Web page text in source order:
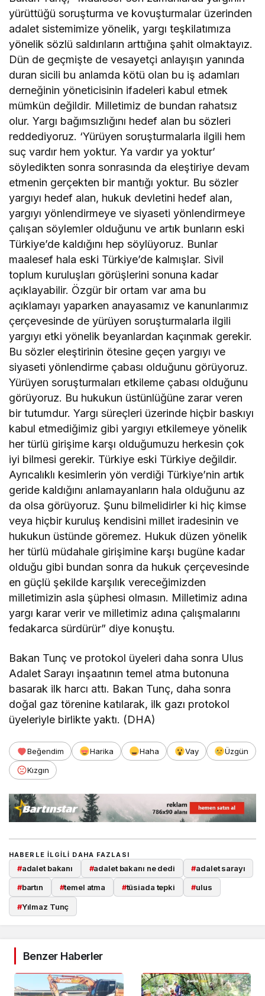
yürüttüğü soruşturma ve kovuşturmalar üzerinden
adalet sistemimize yönelik, yargı teşkilatımıza
yönelik sözlü saldırıların arttığına şahit olmaktayız.
Dün de geçmişte de vesayetçi anlayışın yanında
duran sicili bu anlamda kötü olan bu iş adamları
derneğinin yöneticisinin ifadeleri kabul etmek
mümkün değildir. Milletimiz de bundan rahatsız
olur. Yargı bağımsızlığını hedef alan bu sözleri
reddediyoruz. ‘Yürüyen soruşturmalarla ilgili hem
suç vardır hem yoktur. Ya vardır ya yoktur’
söyledikten sonra sonrasında da eleştiriye devam
etmenin gerçekten bir mantığı yoktur. Bu sözler
yargıyı hedef alan, hukuk devletini hedef alan,
yargıyı yönlendirmeye ve siyaseti yönlendirmeye
çalışan söylemler olduğunu ve artık bunların eski
Türkiye’de kaldığını hep söylüyoruz. Bunlar
maalesef hala eski Türkiye’de kalmışlar. Sivil
toplum kuruluşları görüşlerini sonuna kadar
açıklayabilir. Özgür bir ortam var ama bu
açıklamayı yaparken anayasamız ve kanunlarımız
çerçevesinde de yürüyen soruşturmalarla ilgili
yargıyı etki yönelik beyanlardan kaçınmak gerekir.
Bu sözler eleştirinin ötesine geçen yargıyı ve
siyaseti yönlendirme çabası olduğunu görüyoruz.
Yürüyen soruşturmaları etkileme çabası olduğunu
görüyoruz. Bu hukukun üstünlüğüne zarar veren
bir tutumdur. Yargı süreçleri üzerinde hiçbir baskıyı
kabul etmediğimiz gibi yargıyı etkilemeye yönelik
her türlü girişime karşı olduğumuzu herkesin çok
iyi bilmesi gerekir. Türkiye eski Türkiye değildir.
Ayrıcalıklı kesimlerin yön verdiği Türkiye’nin artık
geride kaldığını anlamayanların hala olduğunu az
da olsa görüyoruz. Şunu bilmelidirler ki hiç kimse
veya hiçbir kuruluş kendisini millet iradesinin ve
hukukun üstünde göremez. Hukuk düzen yönelik
her türlü müdahale girişimine karşı bugüne kadar
olduğu gibi bundan sonra da hukuk çerçevesinde
en güçlü şekilde karşılık vereceğimizden
milletimizin asla şüphesi olmasın. Milletimiz adına
yargı karar verir ve milletimiz adına çalışmalarını
fedakarca sürdürür” diye konuştu.
Bakan Tunç ve protokol üyeleri daha sonra Ulus
Adalet Sarayı inşaatının temel atma butonuna
basarak ilk harcı attı. Bakan Tunç, daha sonra
doğal gaz törenine katılarak, ilk gazı protokol
üyeleriyle birlikte yaktı. (DHA)
Beğendim Harika Haha Vay
Üzgün
Kızgın
HABERLE ILGILI DAHA FAZLASI
#adalet bakanı #adalet bakanı ne dedi #adalet sarayı
#bartın #temel atma #tüsiada tepki #ulus
#Yılmaz Tunç
Benzer Haberler